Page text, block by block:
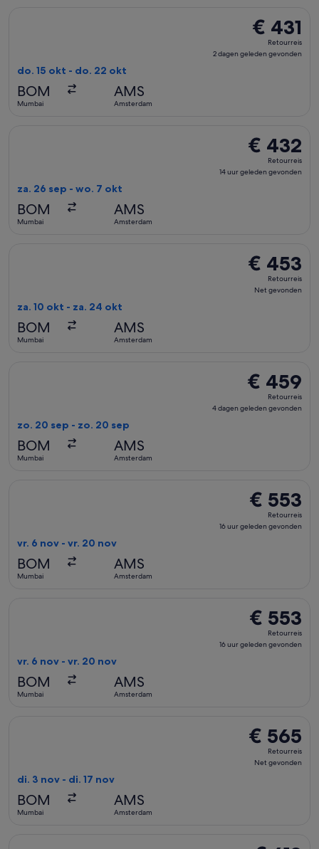
€ 431
Retourreis,
2
€ 431
Retourreis
2 dagen geleden gevonden
do. 15 okt - do. 22 okt
BOM
Mumbai
AMS
Amsterdam
€ 432
Retourreis,
14
€ 432
Retourreis
14 uur geleden gevonden
za. 26 sep - wo. 7 okt
BOM
Mumbai
AMS
Amsterdam
€ 453
Retourreis,
Net
€ 453
Retourreis
Net gevonden
za. 10 okt - za. 24 okt
BOM
Mumbai
AMS
Amsterdam
€ 459
Retourreis,
4
€ 459
Retourreis
4 dagen geleden gevonden
zo. 20 sep - zo. 20 sep
BOM
Mumbai
AMS
Amsterdam
€ 553
Retourreis,
16
€ 553
Retourreis
16 uur geleden gevonden
vr. 6 nov - vr. 20 nov
BOM
Mumbai
AMS
Amsterdam
€ 553
Retourreis,
16
€ 553
Retourreis
16 uur geleden gevonden
vr. 6 nov - vr. 20 nov
BOM
Mumbai
AMS
Amsterdam
€ 565
Retourreis,
Net
€ 565
Retourreis
Net gevonden
di. 3 nov - di. 17 nov
BOM
Mumbai
AMS
Amsterdam